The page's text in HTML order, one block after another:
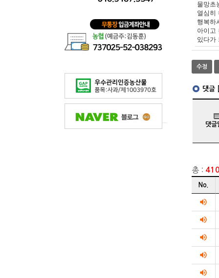
물망초
열심히
행복하
아이고
있다가
수정
총 :
게시글
순번
제목
작성자
작성일
조회수를
리스트화
테이블입
No.
volume_up
volume_up
volume_up
volume_up
volume_up